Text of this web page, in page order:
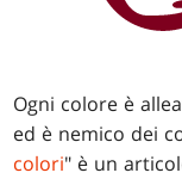
Ogni colore è
ed è nemico dei
colori" è un